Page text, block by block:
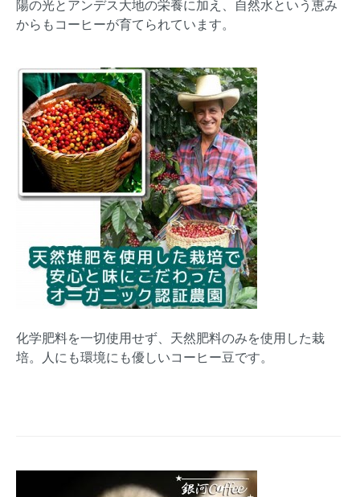
陽の光とアンデス大地の栄養に加え、自然水という恵み
からもコーヒーが育てられています。
化学肥料を一切使用せず、天然肥料のみを使用した栽
培。人にも環境にも優しいコーヒー豆です。